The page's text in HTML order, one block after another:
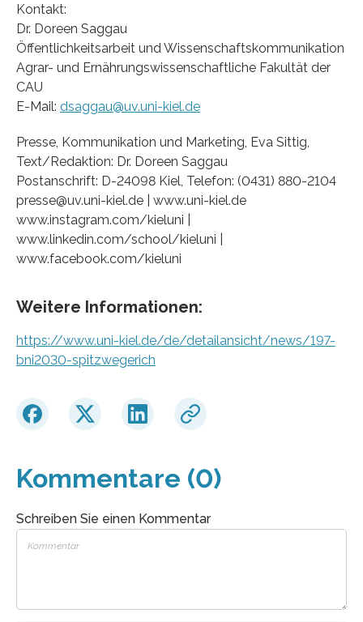
Kontakt:
Dr. Doreen Saggau
Öffentlichkeitsarbeit und Wissenschaftskommunikation
Agrar- und Ernährungswissenschaftliche Fakultät der
CAU
E-Mail: dsaggau@uv.uni-kiel.de
Presse, Kommunikation und Marketing, Eva Sittig,
Text/Redaktion: Dr. Doreen Saggau
Postanschrift: D-24098 Kiel, Telefon: (0431) 880-2104
presse@uv.uni-kiel.de | www.uni-kiel.de
www.instagram.com/kieluni |
www.linkedin.com/school/kieluni |
www.facebook.com/kieluni
Weitere Informationen:
https://www.uni-kiel.de/de/detailansicht/news/197-
bni2030-spitzwegerich
Kommentare (0)
Schreiben Sie einen Kommentar